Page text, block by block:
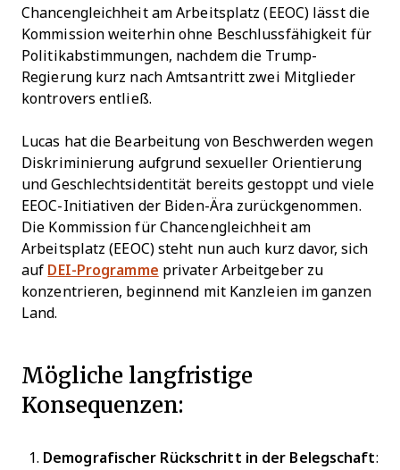
Chancengleichheit am Arbeitsplatz (EEOC) lässt die
Kommission weiterhin ohne Beschlussfähigkeit für
Politikabstimmungen, nachdem die Trump-
Regierung kurz nach Amtsantritt zwei Mitglieder
kontrovers entließ.
Lucas hat die Bearbeitung von Beschwerden wegen
Diskriminierung aufgrund sexueller Orientierung
und Geschlechtsidentität bereits gestoppt und viele
EEOC-Initiativen der Biden-Ära zurückgenommen.
Die Kommission für Chancengleichheit am
Arbeitsplatz (EEOC) steht nun auch kurz davor, sich
auf DEI-Programme privater Arbeitgeber zu
konzentrieren, beginnend mit Kanzleien im ganzen
Land.
Mögliche langfristige
Konsequenzen:
Demografischer Rückschritt in der Belegschaft: